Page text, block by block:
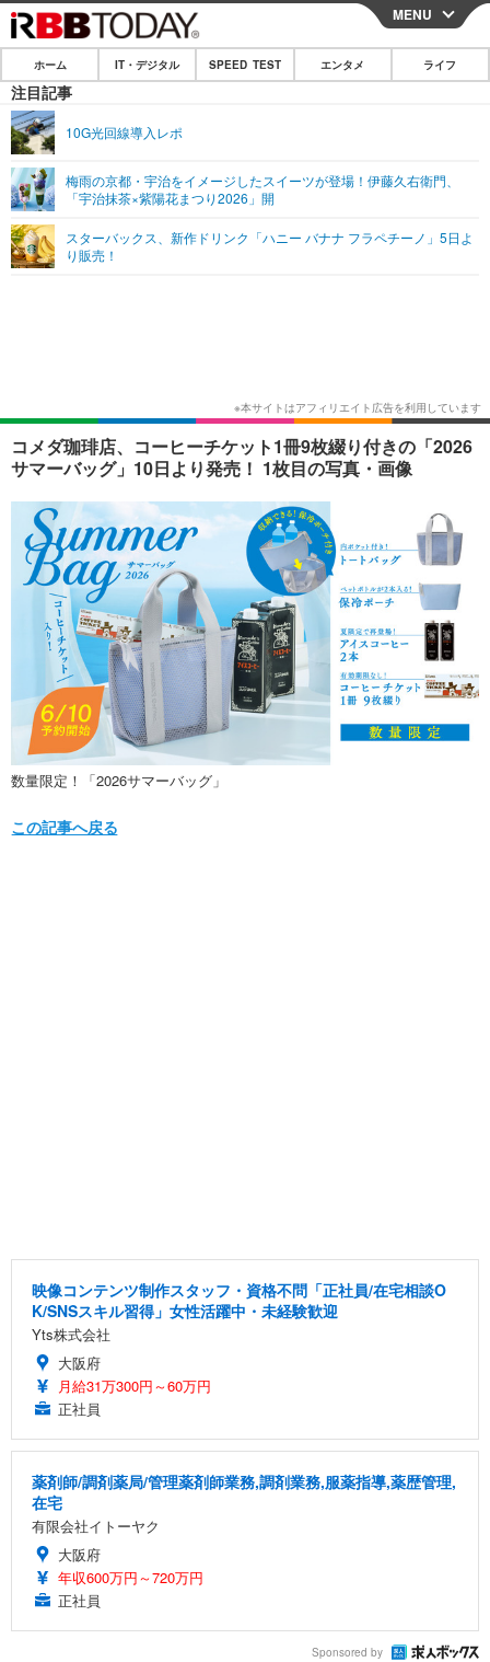
CLOSE
ホーム
IT・デジタル
ネタ
ショッピング その他
SPEED TEST
エンタメ
エンタメTOP
ショッピング その他
ライフ
MENU
ホーム IT・デジタル SPEED TEST エンタメ ライフ
注目記事
10G光回線導入レポ
梅雨の京都・宇治をイメージしたスイーツが登場！伊藤久右衛門、
「宇治抹茶×紫陽花まつり2026」開
スターバックス、新作ドリンク「ハニー バナナ フラペチーノ」5日よ
り販売！
コメダ珈琲店、コーヒーチケット1冊9枚綴り付きの「2026
サマーバッグ」10日より発売！ 1枚目の写真・画像
数量限定！「2026サマーバッグ」
この記事へ戻る
映像コンテンツ制作スタッフ・資格不問「正社員/在宅相談O
K/SNSスキル習得」女性活躍中・未経験歓迎
Yts株式会社
大阪府
月給31万300円～60万円
正社員
薬剤師/調剤薬局/管理薬剤師業務,調剤業務,服薬指導,薬歴管理,
在宅
有限会社イトーヤク
大阪府
年収600万円～720万円
正社員
Sponsored by